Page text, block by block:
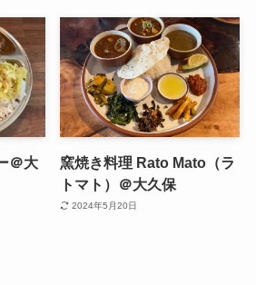
＠大
窯焼き料理 Rato Mato（ラ
トマト）＠大久保
2024年5月20日